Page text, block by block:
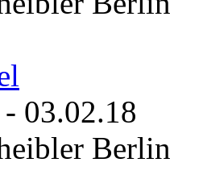
- 03.02.18
Berlin